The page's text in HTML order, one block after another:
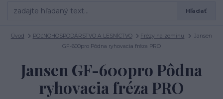
Hľadať
Úvod POĽNOHOSPODÁRSTVO A LESNÍCTVO Frézy na zeminu
Jansen
GF-600pro Pôdna ryhovacia fréza PRO
Jansen GF-600pro Pôdna
ryhovacia fréza PRO